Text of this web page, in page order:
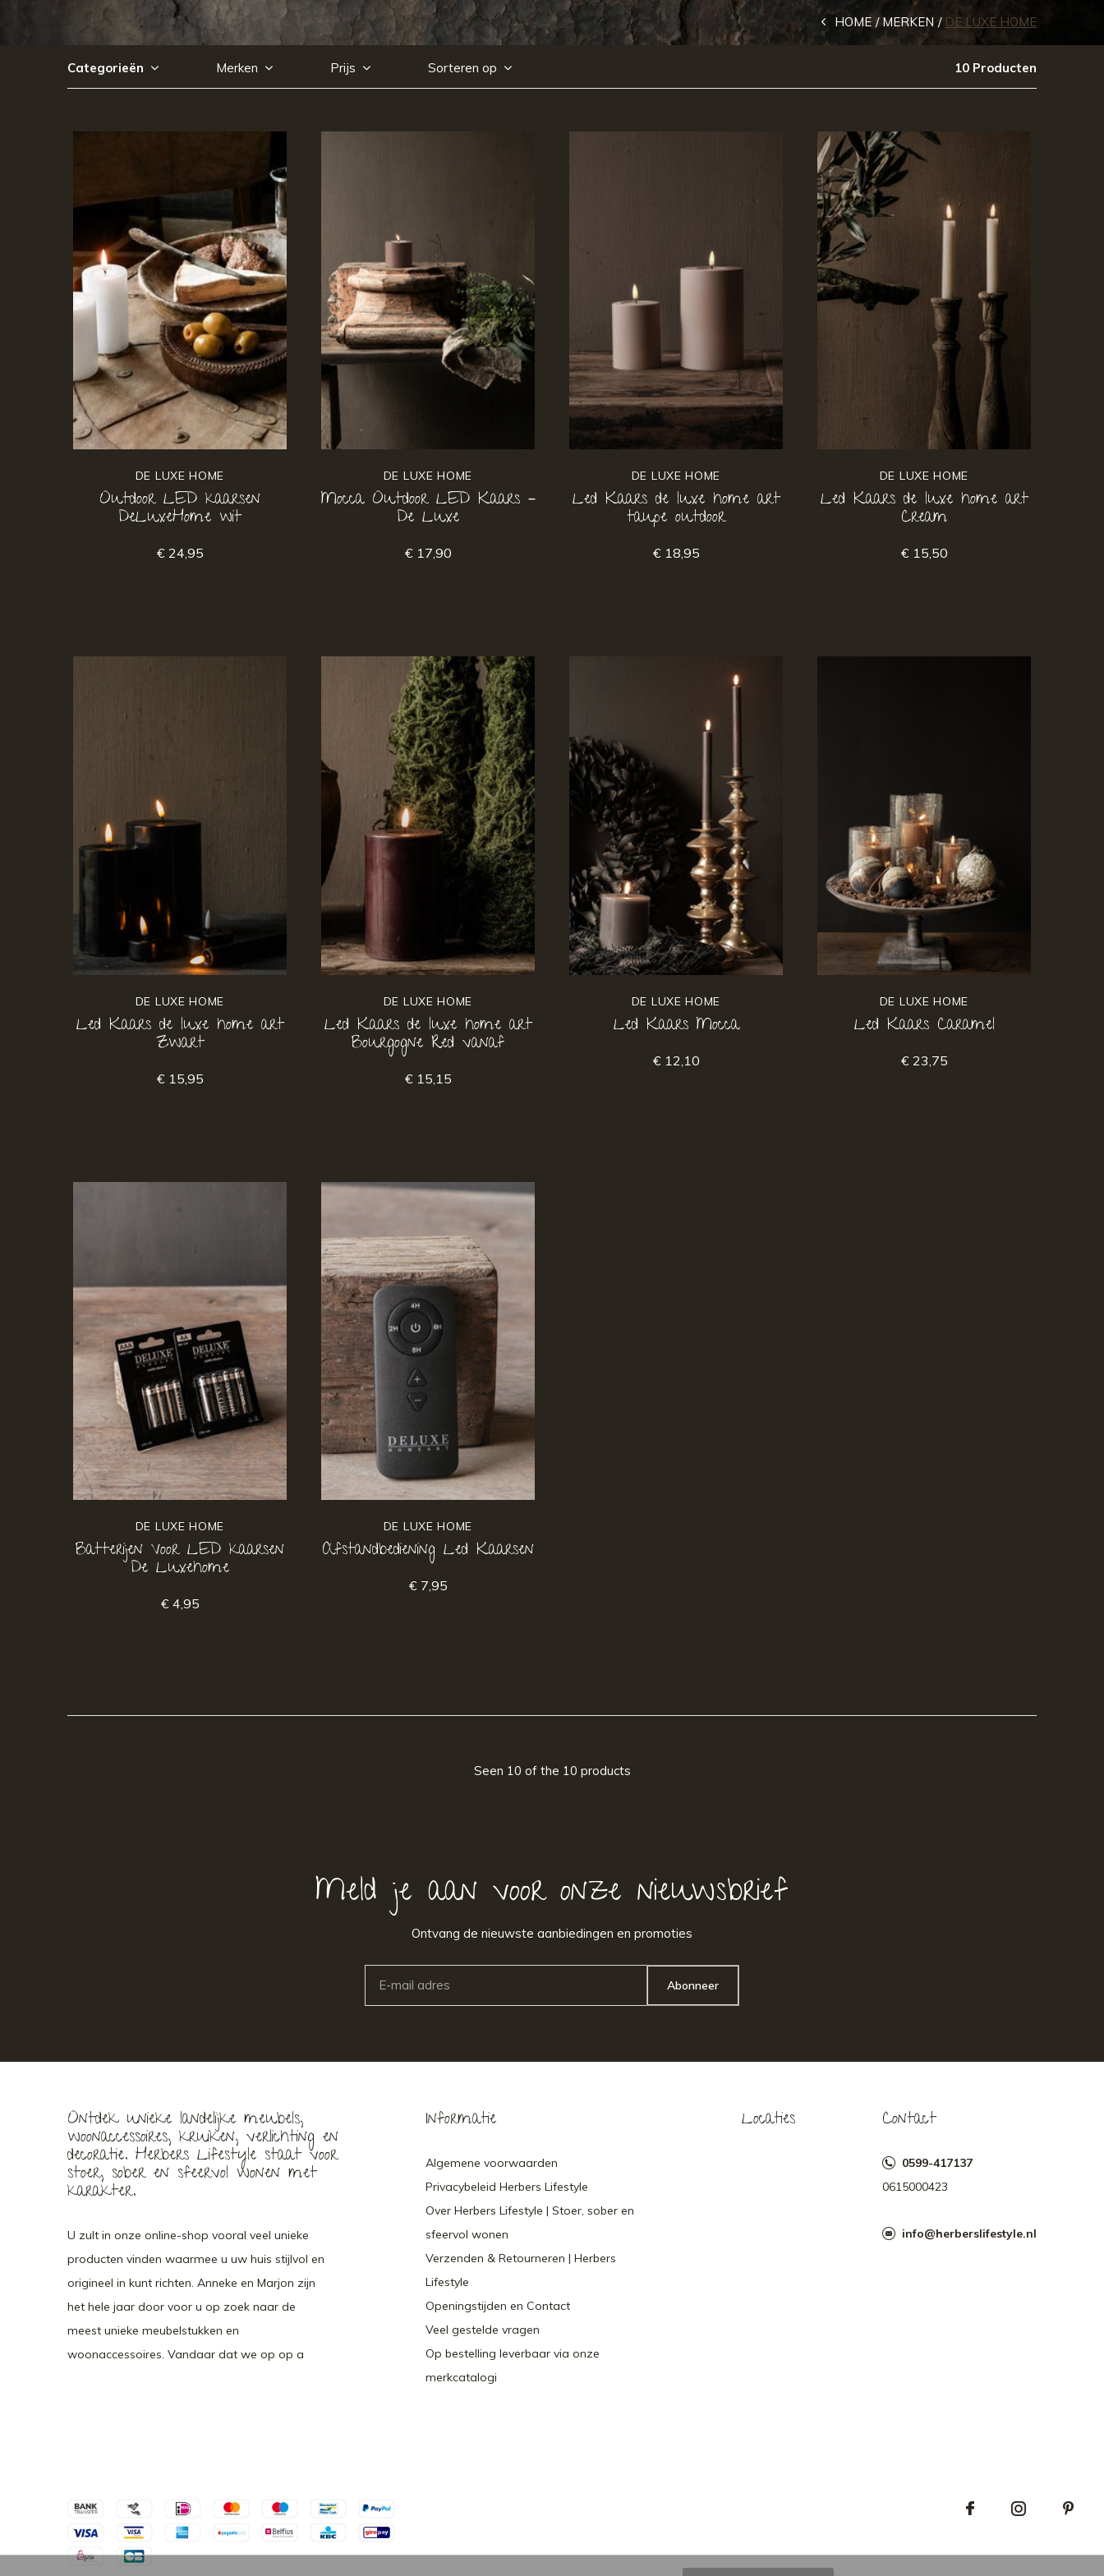
HOME MERKEN DE LUXE HOME
Categorieën Merken Prijs Sorteren op 10 Producten
DE LUXE HOME
Outdoor LED kaarsen
DeLuxeHome wit
€ 24,95
DE LUXE HOME
Mocca Outdoor LED Kaars –
De Luxe
€ 17,90
DE LUXE HOME
Led Kaars de luxe home art
taupe outdoor
€ 18,95
DE LUXE HOME
Led Kaars de luxe home art
Cream
€ 15,50
DE LUXE HOME
Led Kaars de luxe home art
Zwart
€ 15,95
DE LUXE HOME
Led Kaars de luxe home art
Bourgogne Red vanaf
€ 15,15
DE LUXE HOME
Led Kaars Mocca
€ 12,10
DE LUXE HOME
Led Kaars Caramel
€ 23,75
DE LUXE HOME
Batterijen Voor LED kaarsen
De Luxehome
€ 4,95
DE LUXE HOME
Afstandbediening Led Kaarsen
€ 7,95
Seen 10 of the 10 products
Meld je aan voor onze nieuwsbrief
Ontvang de nieuwste aanbiedingen en promoties
Abonneer
Ontdek unieke landelijke meubels,
woonaccessoires, kruiken, verlichting en
decoratie. Herbers Lifestyle staat voor
stoer, sober en sfeervol wonen met
karakter.
U zult in onze online-shop vooral veel unieke
producten vinden waarmee u uw huis stijlvol en
origineel in kunt richten. Anneke en Marjon zijn
het hele jaar door voor u op zoek naar de
meest unieke meubelstukken en
woonaccessoires. Vandaar dat we op op a
Informatie
Algemene voorwaarden
Privacybeleid Herbers Lifestyle
Over Herbers Lifestyle | Stoer, sober en
sfeervol wonen
Verzenden & Retourneren | Herbers
Lifestyle
Openingstijden en Contact
Veel gestelde vragen
Op bestelling leverbaar via onze
merkcatalogi
Locaties Contact
0599-417137
0615000423
info@herberslifestyle.nl